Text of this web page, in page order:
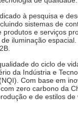
à pesquisa e
sistemas de
produtos e serviços
iluminação
do ciclo de
da Indústria e
Com base em
zero carbono da
e de estilos de